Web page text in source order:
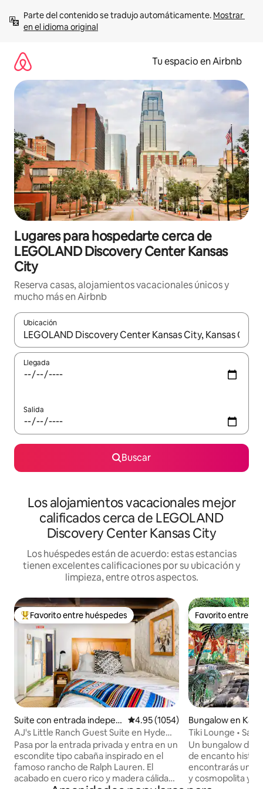
contenido
Parte del contenido se tradujo automáticamente. Mostrar
en el idioma original
Tu espacio en Airbnb
Lugares para hospedarte cerca de
LEGOLAND Discovery Center Kansas
City
Reserva casas, alojamientos vacacionales únicos y
mucho más en Airbnb
Ubicación
Cuando los resultados estén disponibles, podrás navegar
Llegada
Salida
Buscar
Los alojamientos vacacionales mejor
calificados cerca de LEGOLAND
Discovery Center Kansas City
Los huéspedes están de acuerdo: estas estancias
tienen excelentes calificaciones por su ubicación y
limpieza, entre otros aspectos.
De los mejores en Favorito entre huéspedes
Favorito entre huéspedes
Suite con entrada indepen
diente en Kansas City
Calificación promedio: 4.95 de 5;
4.95 (1054)
AJ's Little Ranch Guest Suite en Hyde
Park
Pasa por la entrada privada y entra en un
escondite tipo cabaña inspirado en el
famoso rancho de Ralph Lauren. El
acabado en cuero rico y madera cálida
Favorito entre
Favorito entre
Bungalow en
Tiki Lounge •
centro
Un bungalow de
de encanto
encontrarás una
y cosmopolita y